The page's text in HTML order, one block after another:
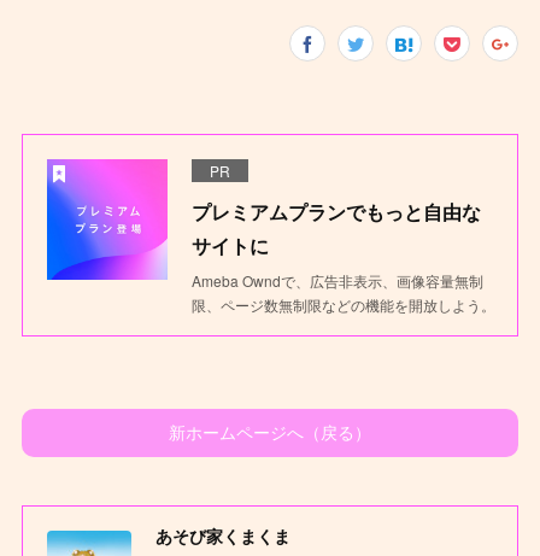
PR
プレミアムプランでもっと自由な
サイトに
Ameba Owndで、広告非表示、画像容量無制
限、ページ数無制限などの機能を開放しよう。
新ホームページへ（戻る）
あそび家くまくま